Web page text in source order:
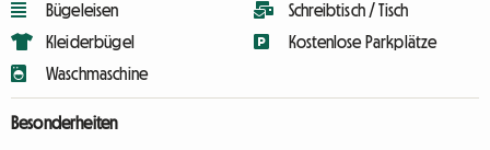
Bügeleisen
Kleiderbügel
Waschmaschine
Schreibtisch / Tisch
Kostenlose Parkplätze
Besonderheiten